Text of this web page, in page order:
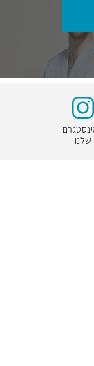
שלנו